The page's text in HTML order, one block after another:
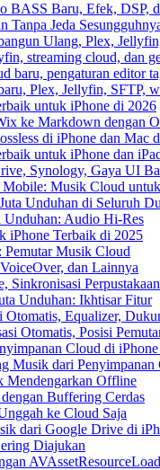
BASS Baru, Efek, DSP,
Tanpa Jeda
Ulang, Plex,
streaming cloud, dan
baru, pengaturan editor
Plex, Jellyfin, SFTP,
untuk iPhone di 2026
ke Markdown dengan
di iPhone dan Mac
untuk iPhone dan
Synology, Gaya UI
Mobile: Musik Cloud
Unduhan di Seluruh
Unduhan: Audio Hi-Res
iPhone Terbaik di 2025
Pemutar Musik Cloud
dan Lainnya
Sinkronisasi
Unduhan: Ikhtisar Fitur
Otomatis, Equalizer,
Otomatis, Posisi
Cloud di
Musik dari Penyimpanan
Mendengarkan Offline
Buffering Cerdas
ke Cloud Saja
dari Google Drive di
Diajukan